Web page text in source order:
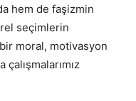
hem de faşizmin
seçimlerin
moral, motivasyon